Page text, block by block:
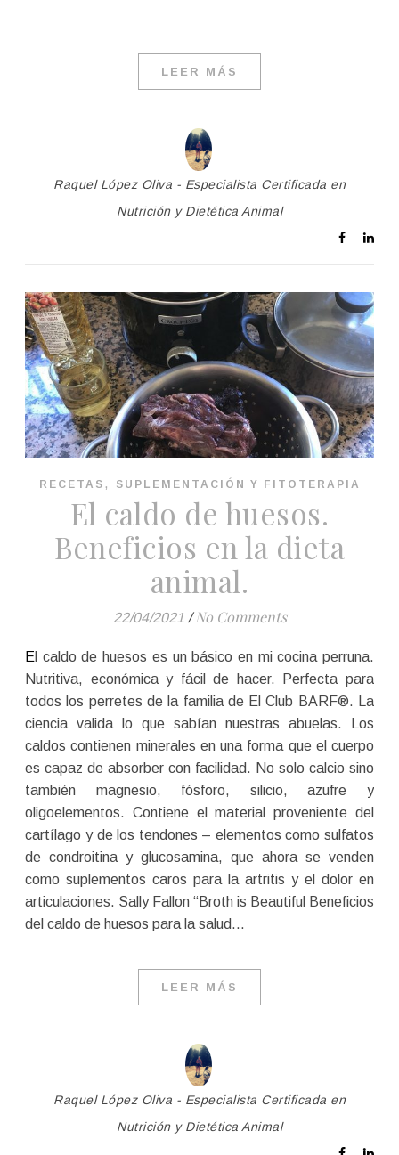
LEER MÁS
Raquel López Oliva - Especialista Certificada en
Nutrición y Dietética Animal
RECETAS , SUPLEMENTACIÓN Y FITOTERAPIA
El caldo de huesos.
Beneficios en la dieta
animal.
22/04/2021 / No Comments
El caldo de huesos es un básico en mi cocina perruna.
Nutritiva, económica y fácil de hacer. Perfecta para
todos los perretes de la familia de El Club BARF®. La
ciencia valida lo que sabían nuestras abuelas. Los
caldos contienen minerales en una forma que el cuerpo
es capaz de absorber con facilidad. No solo calcio sino
también magnesio, fósforo, silicio, azufre y
oligoelementos. Contiene el material proveniente del
cartílago y de los tendones – elementos como sulfatos
de condroitina y glucosamina, que ahora se venden
como suplementos caros para la artritis y el dolor en
articulaciones. Sally Fallon “Broth is Beautiful Beneficios
del caldo de huesos para la salud…
LEER MÁS
Raquel López Oliva - Especialista Certificada en
Nutrición y Dietética Animal